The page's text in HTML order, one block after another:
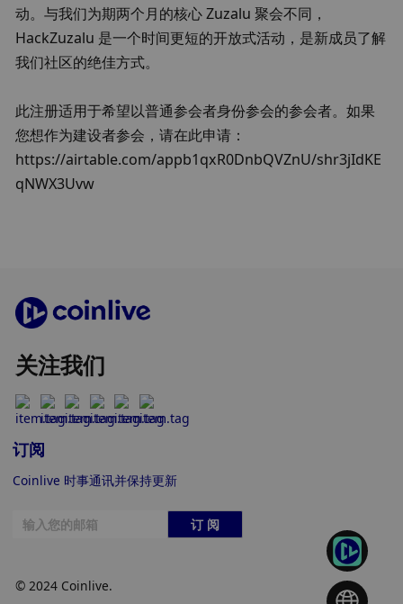
动。与我们为期两个月的核心 Zuzalu 聚会不同，
HackZuzalu 是一个时间更短的开放式活动，是新成员了解
我们社区的绝佳方式。
此注册适用于希望以普通参会者身份参会的参会者。如果
您想作为建设者参会，请在此申请：
https://airtable.com/appb1qxR0DnbQVZnU/shr3jIdKE
qNWX3Uvw
关注我们
订阅
Coinlive 时事通讯并保持更新
订 阅
© 2024 Coinlive.